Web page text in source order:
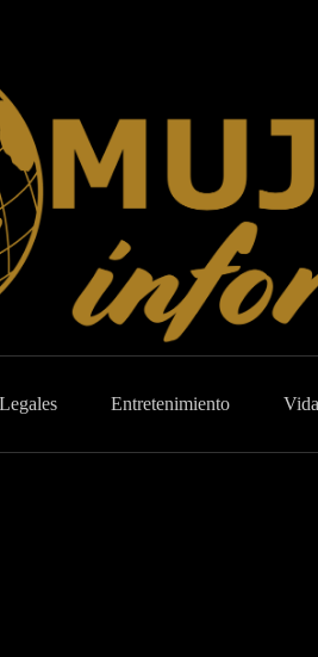
Legales Entretenimiento